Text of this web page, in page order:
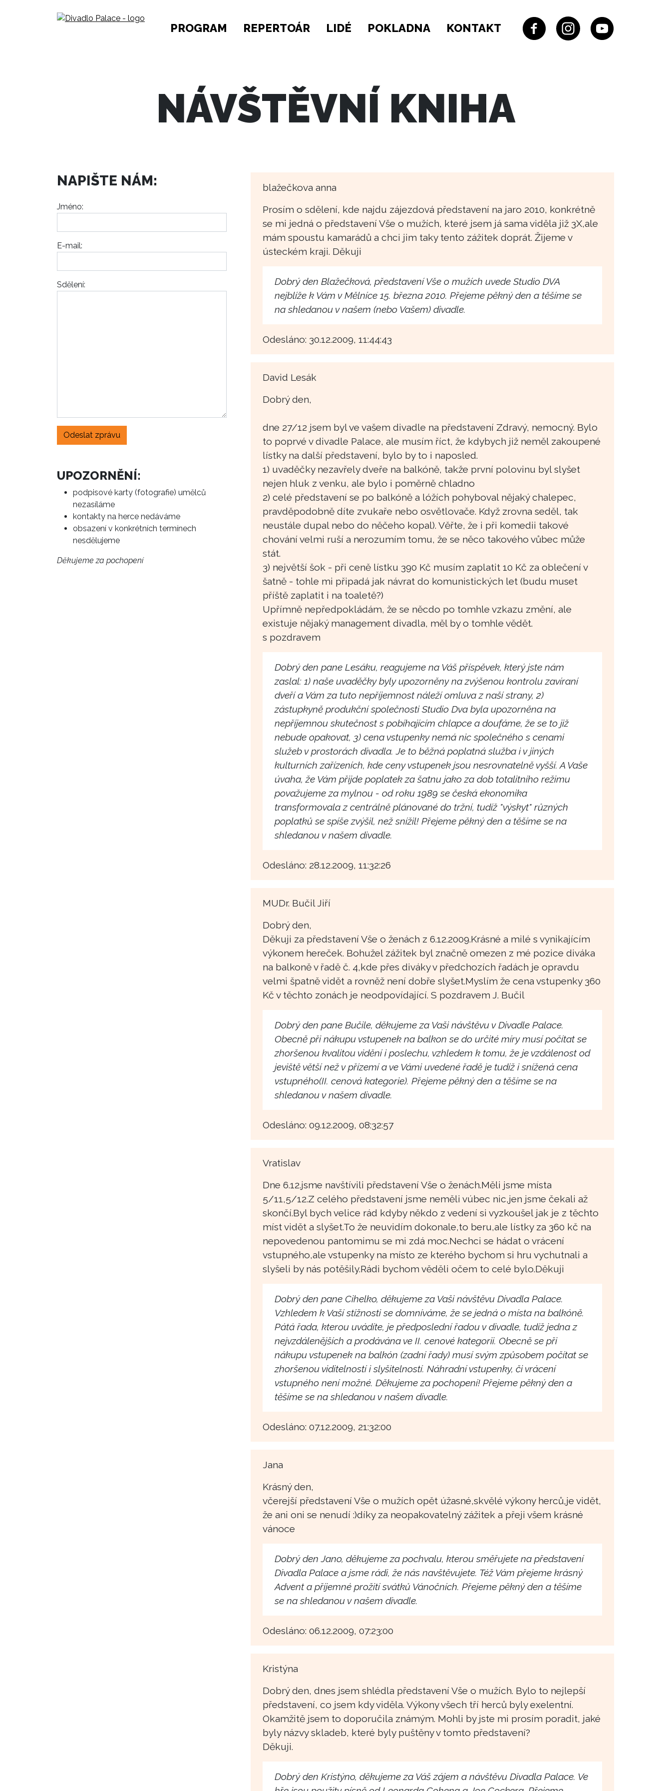
PROGRAM REPERTOÁR LIDÉ POKLADNA KONTAKT
NÁVŠTĚVNÍ KNIHA
NAPIŠTE NÁM:
Jméno:
E-mail:
Sdělení:
Odeslat zprávu
UPOZORNĚNÍ:
podpisové karty (fotografie) umělců
nezasíláme
kontakty na herce nedáváme
obsazení v konkrétních termínech
nesdělujeme
Děkujeme za pochopení
blažečkova anna
Prosím o sdělení, kde najdu zájezdová představení na jaro 2010, konkrétně
se mi jedná o představení Vše o mužích, které jsem já sama viděla již 3X,ale
mám spoustu kamarádů a chci jim taky tento zážitek doprát. Žijeme v
ústeckém kraji. Děkuji
Dobrý den Blažečková, představení Vše o mužích uvede Studio DVA
nejblíže k Vám v Mělníce 15. března 2010. Přejeme pěkný den a těšíme se
na shledanou v našem (nebo Vašem) divadle.
Odesláno: 30.12.2009, 11:44:43
David Lesák
Dobrý den,
dne 27/12 jsem byl ve vašem divadle na představení Zdravý, nemocný. Bylo
to poprvé v divadle Palace, ale musím říct, že kdybych již neměl zakoupené
lístky na další představení, bylo by to i naposled.
1) uvaděčky nezavřely dveře na balkóně, takže první polovinu byl slyšet
nejen hluk z venku, ale bylo i poměrně chladno
2) celé představení se po balkóně a lóžích pohyboval nějaký chalepec,
pravděpodobně díte zvukaře nebo osvětlovače. Když zrovna seděl, tak
neustále dupal nebo do něčeho kopal). Věřte, že i při komedii takové
chování velmi ruší a nerozumím tomu, že se něco takového vůbec může
stát.
3) největší šok - při ceně lístku 390 Kč musím zaplatit 10 Kč za oblečení v
šatně - tohle mi připadá jak návrat do komunistických let (budu muset
příště zaplatit i na toaletě?)
Upřímně nepředpokládám, že se něcdo po tomhle vzkazu změní, ale
existuje nějaký management divadla, měl by o tomhle vědět.
s pozdravem
Dobrý den pane Lesáku, reagujeme na Váš příspěvek, který jste nám
zaslal: 1) naše uvaděčky byly upozorněny na zvýšenou kontrolu zavíraní
dveří a Vám za tuto nepříjemnost náleží omluva z naší strany, 2)
zástupkyně produkční společnosti Studio Dva byla upozorněna na
nepříjemnou skutečnost s pobíhajícím chlapce a doufáme, že se to již
nebude opakovat, 3) cena vstupenky nemá nic společného s cenami
služeb v prostorách divadla. Je to běžná poplatná služba i v jiných
kulturních zařízeních, kde ceny vstupenek jsou nesrovnatelně vyšší. A Vaše
úvaha, že Vám přijde poplatek za šatnu jako za dob totalitního režimu
považujeme za mylnou - od roku 1989 se česká ekonomika
transformovala z centrálně plánované do tržní, tudíž "výskyt" různých
poplatků se spíše zvýšil, než snížil! Přejeme pěkný den a těšíme se na
shledanou v našem divadle.
Odesláno: 28.12.2009, 11:32:26
MUDr. Bučil Jiří
Dobrý den,
Děkuji za představení Vše o ženách z 6.12.2009.Krásné a milé s vynikajícím
výkonem hereček. Bohužel zážitek byl značně omezen z mé pozice diváka
na balkoně v řadě č. 4,kde přes diváky v předchozích řadách je opravdu
velmi špatně vidět a rovněž není dobře slyšet.Myslím že cena vstupenky 360
Kč v těchto zonách je neodpovídající. S pozdravem J. Bučil
Dobrý den pane Bučile, děkujeme za Vaši návštěvu v Divadle Palace.
Obecně při nákupu vstupenek na balkon se do určité míry musí počítat se
zhoršenou kvalitou vidění i poslechu, vzhledem k tomu, že je vzdálenost od
jeviště větší než v přízemí a ve Vámi uvedené řadě je tudíž i snížená cena
vstupného(II. cenová kategorie). Přejeme pěkný den a těšíme se na
shledanou v našem divadle.
Odesláno: 09.12.2009, 08:32:57
Vratislav
Dne 6.12.jsme navštívili představení Vše o ženách.Měli jsme místa
5/11,5/12.Z celého představení jsme neměli vúbec nic,jen jsme čekali až
skončí.Byl bych velice rád kdyby někdo z vedení si vyzkoušel jak je z těchto
míst vidět a slyšet.To že neuvidím dokonale,to beru,ale lístky za 360 kč na
nepovedenou pantomimu se mi zdá moc.Nechci se hádat o vrácení
vstupného,ale vstupenky na místo ze kterého bychom si hru vychutnali a
slyšeli by nás potěšily.Rádi bychom věděli očem to celé bylo.Děkuji
Dobrý den pane Cihelko, děkujeme za Vaši návštěvu Divadla Palace.
Vzhledem k Vaší stížnosti se domníváme, že se jedná o místa na balkóně.
Pátá řada, kterou uvádíte, je předposlední řadou v divadle, tudíž jedna z
nejvzdálenějších a prodávána ve II. cenové kategorii. Obecně se při
nákupu vstupenek na balkón (zadní řady) musí svým způsobem počítat se
zhoršenou viditelností i slyšitelností. Náhradní vstupenky, či vrácení
vstupného není možné. Děkujeme za pochopení! Přejeme pěkný den a
těšíme se na shledanou v našem divadle.
Odesláno: 07.12.2009, 21:32:00
Jana
Krásný den,
včerejší představení Vše o mužích opět úžasné,skvělé výkony herců,je vidět,
že ani oni se nenudí :)díky za neopakovatelný zážitek a přeji všem krásné
vánoce
Dobrý den Jano, děkujeme za pochvalu, kterou směřujete na představení
Divadla Palace a jsme rádi, že nás navštěvujete. Též Vám přejeme krásný
Advent a příjemné prožití svátků Vánočních. Přejeme pěkný den a těšíme
se na shledanou v našem divadle.
Odesláno: 06.12.2009, 07:23:00
Kristýna
Dobrý den, dnes jsem shlédla představení Vše o mužích. Bylo to nejlepší
představení, co jsem kdy viděla. Výkony všech tří herců byly exelentní.
Okamžitě jsem to doporučila známým. Mohli by jste mi prosím poradit, jaké
byly názvy skladeb, které byly puštěny v tomto představení?
Děkuji.
Dobrý den Kristýno, děkujeme za Váš zájem a návštěvu Divadla Palace. Ve